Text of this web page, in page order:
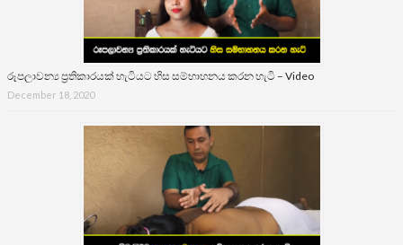
රූපලාවන්‍ය ප්‍රතිකාරයක් හැටියට හිස සම්භාහනය කරන හැටි – Video
December 18, 2020